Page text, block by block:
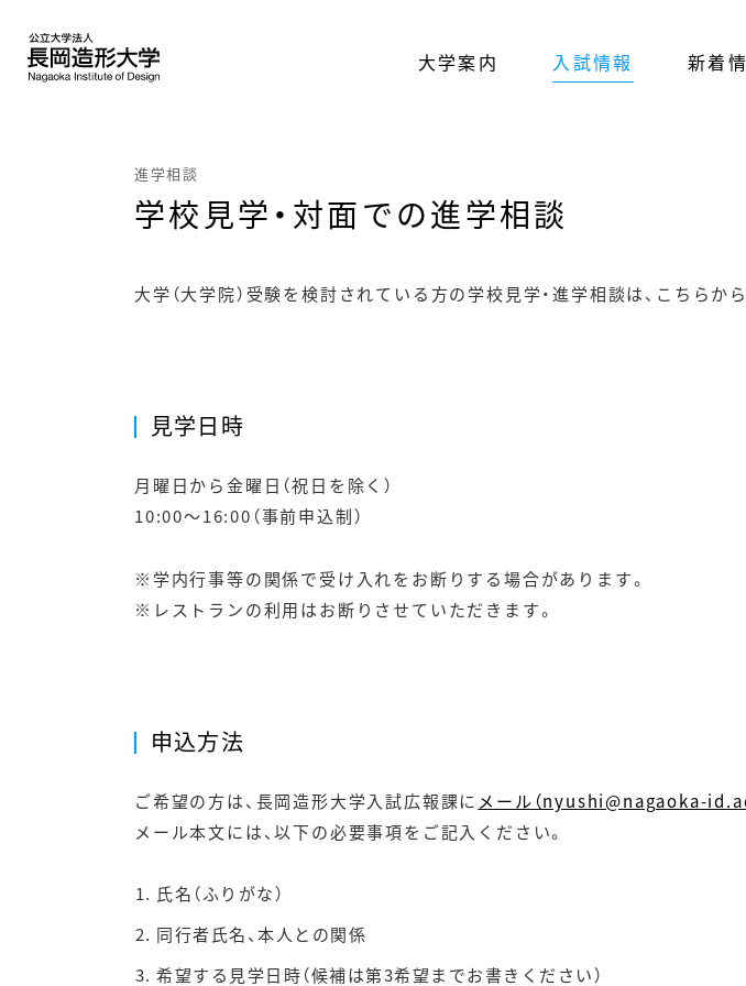
大学案内 入試情報 新着
進学相談
学校見学・対面での進学相談
大学（大学院）受験を検討されている方の学校見学・進学相談は、こちらか
見学日時
月曜日から金曜日（祝日を除く）
10:00～16:00（事前申込制）
※学内行事等の関係で受け入れをお断りする場合があります。
※レストランの利用はお断りさせていただきます。
申込方法
ご希望の方は、長岡造形大学入試広報課に メール（nyushi@nagaoka-
メール本文には、以下の必要事項をご記入ください。
氏名（ふりがな）
同行者氏名、本人との関係
希望する見学日時（候補は第3希望までお書きください）